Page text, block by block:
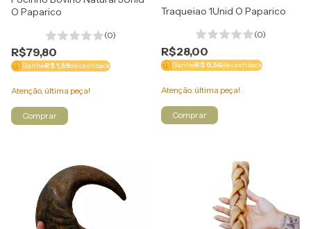
O Paparico
(0)
R$79,80
GanheR$ 1,59de cashback
Atenção, última peça!
Traqueiao 1Unid O Paparico
(0)
R$28,00
GanheR$ 0,56de cashback
Atenção, última peça!